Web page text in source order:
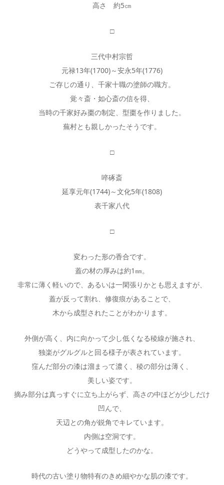
高さ 約5㎝
□
三代中村宗哲
元禄13年(1700)～安永5年(1776)
ご存じの通り、千家十職の塗師の職方。
覚々斎・如心斎の信を得、
当時の千家好み棗の制定、型棗を作りました。
蕪村とも親しかったそうです。
□
啐硺斎
延享元年(1744)～文化5年(1808)
表千家八代
□
変わった形の香合です。
蓋の材の厚みは約1㎜。
非常に薄く軽いので、あるいは一閑張りかとも思えますが、
蓋が反って割れ、修復痕があることで、
木から成型されたことがわかります。
外側が高く、内に向かって少し低くなる稜線が施され、
独楽がグルグルと回る様子が表されています。
窪んだ部分の漆は溜まって濃く、稜の部分は薄く、
美しい姿です。
摘み部分は真っすぐに立ち上がらず、高さの中ほどが少しだけ
凹んで、
天辺との角が鋭角でキレています。
内側は空洞です。
どうやって成型したのかな。
時代の古い塗り物特有のきめ細やかな肌の漆です。